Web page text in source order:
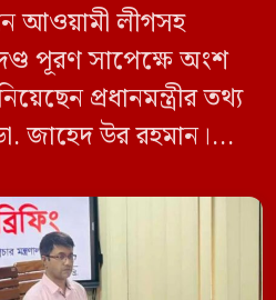
আওয়ামী লীগসহ
পূরণ সাপেক্ষে অংশ
প্রধানমন্ত্রীর তথ্য
জাহেদ উর রহমান।
ব্রিফিংয়ে সাংবাদিকদের
এ কথা বলেন।